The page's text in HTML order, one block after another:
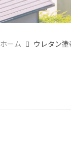
ホーム ウレタン